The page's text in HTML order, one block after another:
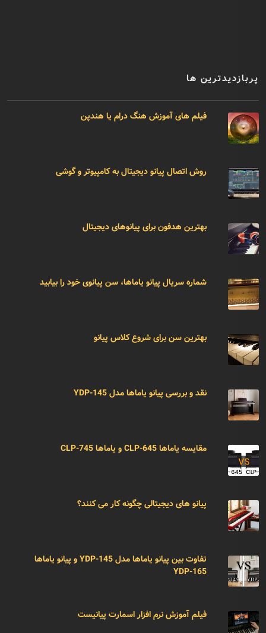
پربازدیدترین ها
فیلم های آموزش هنگ درام یا هندپن
روش اتصال پیانو دیجیتال به کامپیوتر و گوشی
بهترین هدفون برای پیانوهای دیجیتال
شماره سریال پیانو یاماها، سن پیانوی خود را بیابید
بهترین سن برای شروع کلاس پیانو
نقد و بررسی پیانو یاماها مدل YDP-145
مقایسه یاماها CLP-645 و یاماها CLP-745
پیانو های دیجیتالی چگونه کار می کنند؟
تفاوت بین پیانو یاماها مدل YDP-145 و پیانو یاماها
YDP-165
فیلم آموزش نرم افزار اسمارت پیانیست